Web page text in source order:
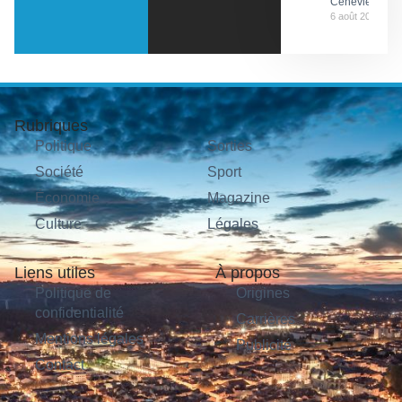
6 août 2026
Rubriques
Politique
Société
Économie
Culture
Sorties
Sport
Magazine
Légales
Liens utiles
Politique de
confidentialité
Mentions légales
Contact
À propos
Origines
Carrières
Publicité